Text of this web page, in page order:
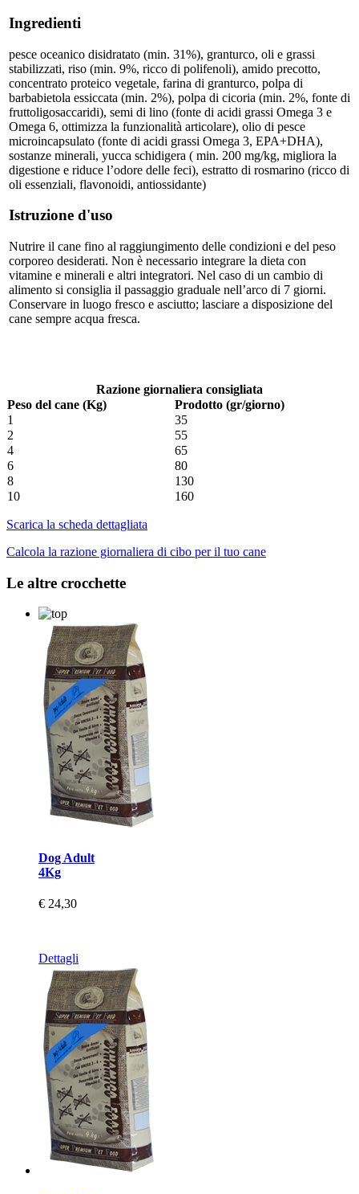
Ingredienti
pesce oceanico disidratato (min. 31%), granturco, oli e grassi
stabilizzati, riso (min. 9%, ricco di polifenoli), amido precotto,
concentrato proteico vegetale, farina di granturco, polpa di
barbabietola essiccata (min. 2%), polpa di cicoria (min. 2%, fonte di
fruttoligosaccaridi), semi di lino (fonte di acidi grassi Omega 3 e
Omega 6, ottimizza la funzionalità articolare), olio di pesce
microincapsulato (fonte di acidi grassi Omega 3, EPA+DHA),
sostanze minerali, yucca schidigera ( min. 200 mg/kg, migliora la
digestione e riduce l’odore delle feci), estratto di rosmarino (ricco di
oli essenziali, flavonoidi, antiossidante)
Istruzione d'uso
Nutrire il cane fino al raggiungimento delle condizioni e del peso
corporeo desiderati. Non è necessario integrare la dieta con
vitamine e minerali e altri integratori. Nel caso di un cambio di
alimento si consiglia il passaggio graduale nell’arco di 7 giorni.
Conservare in luogo fresco e asciutto; lasciare a disposizione del
cane sempre acqua fresca.
Razione giornaliera consigliata
Peso del cane (Kg)
Prodotto (gr/giorno)
1
35
2
55
4
65
6
80
8
130
10
160
Scarica la scheda dettagliata
Calcola la razione giornaliera di cibo per il tuo cane
Le altre crocchette
Dog Adult
4Kg
€ 24,30
Dettagli